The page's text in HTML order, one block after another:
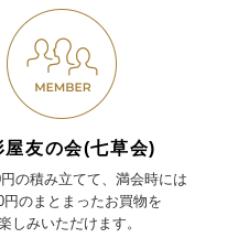
屋友の会(七草会)
の積み立てて、満会時には
円のまとまったお買物を
しみいただけます。